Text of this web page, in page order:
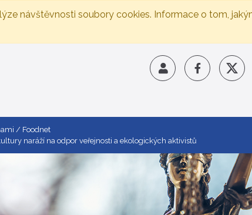
návštěvnosti soubory cookies. Informace o tom,
Foodnet
naráží na odpor veřejnosti a ekologických aktivistů